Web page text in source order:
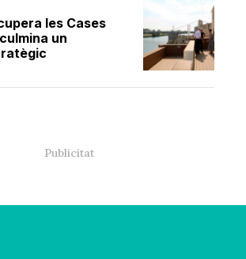
les Cases
un